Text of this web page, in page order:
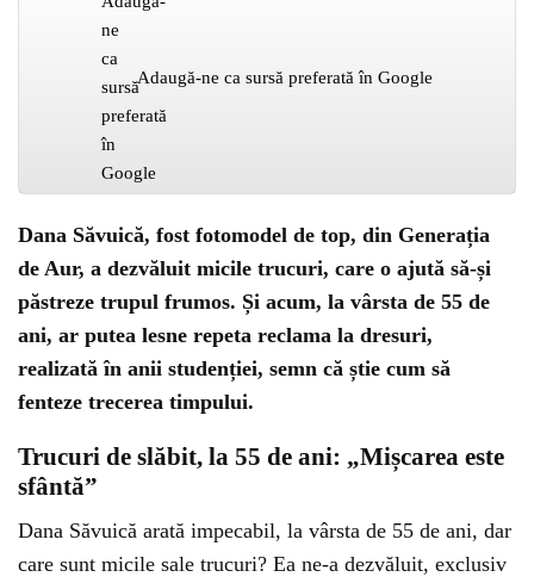
Adaugă-ne ca sursă preferată în Google
Dana Săvuică, fost fotomodel de top, din Generația
de Aur, a dezvăluit micile trucuri, care o ajută să-și
păstreze trupul frumos. Și acum, la vârsta de 55 de
ani, ar putea lesne repeta reclama la dresuri,
realizată în anii studenției, semn că știe cum să
fenteze trecerea timpului.
Trucuri de slăbit, la 55 de ani: „Mișcarea este
sfântă”
Dana Săvuică arată impecabil, la vârsta de 55 de ani, dar
care sunt micile sale trucuri? Ea ne-a dezvăluit, exclusiv